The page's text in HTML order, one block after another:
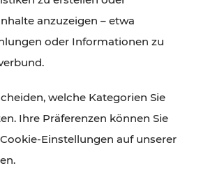
anzuzeigen – etwa
oder Informationen zu
welche Kategorien Sie
Ihre Präferenzen können Sie
Einstellungen auf unserer